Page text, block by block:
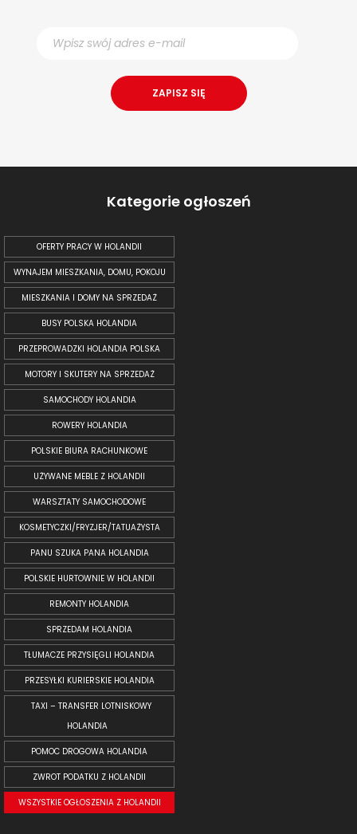
Kategorie ogłoszeń
OFERTY PRACY W HOLANDII
WYNAJEM MIESZKANIA, DOMU, POKOJU
MIESZKANIA I DOMY NA SPRZEDAŻ
BUSY POLSKA HOLANDIA
PRZEPROWADZKI HOLANDIA POLSKA
MOTORY I SKUTERY NA SPRZEDAŻ
SAMOCHODY HOLANDIA
ROWERY HOLANDIA
POLSKIE BIURA RACHUNKOWE
UŻYWANE MEBLE Z HOLANDII
WARSZTATY SAMOCHODOWE
KOSMETYCZKI/FRYZJER/TATUAŻYSTA
PANU SZUKA PANA HOLANDIA
POLSKIE HURTOWNIE W HOLANDII
REMONTY HOLANDIA
SPRZEDAM HOLANDIA
TŁUMACZE PRZYSIĘGLI HOLANDIA
PRZESYŁKI KURIERSKIE HOLANDIA
TAXI – TRANSFER LOTNISKOWY
HOLANDIA
POMOC DROGOWA HOLANDIA
ZWROT PODATKU Z HOLANDII
WSZYSTKIE OGŁOSZENIA Z HOLANDII